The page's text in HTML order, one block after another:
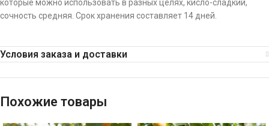
которые можно использовать в разных целях, кисло-сладкий,
сочность средняя. Срок хранения составляет 14 дней.
Условия заказа и доставки
Похожие товары